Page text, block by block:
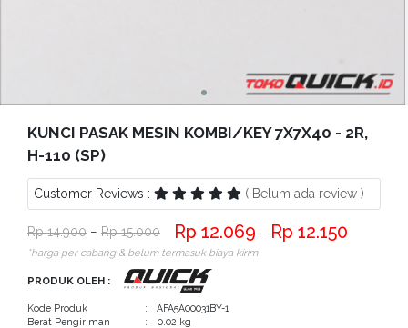
KUNCI PASAK MESIN KOMBI/KEY 7X7X40 - 2R,
H-110 (SP)
Customer Reviews : ( Belum ada review )
14.900 − 15.000 12.069 − 12.150
*harga per cabang & belum termasuk biaya kirim
PRODUK OLEH :
Kode Produk
: AFA5A00031BY-1
Berat Pengiriman
: 0.02 kg